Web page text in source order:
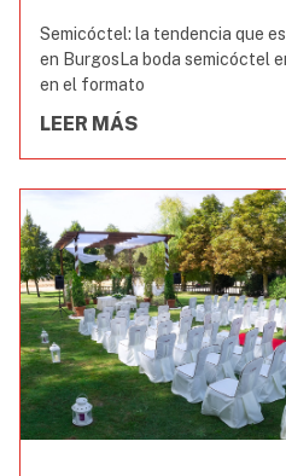
Semicóctel: la tendencia que
en BurgosLa boda semicóctel
en el formato
LEER MÁS